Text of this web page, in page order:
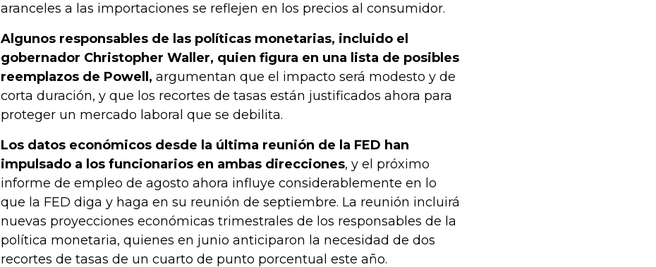
aranceles a las importaciones se reflejen en los precios al consumidor.
Algunos responsables de las políticas monetarias, incluido el
gobernador Christopher Waller, quien figura en una lista de posibles
reemplazos de Powell, argumentan que el impacto será modesto y de
corta duración, y que los recortes de tasas están justificados ahora para
proteger un mercado laboral que se debilita.
Los datos económicos desde la última reunión de la FED han
impulsado a los funcionarios en ambas direcciones, y el próximo
informe de empleo de agosto ahora influye considerablemente en lo
que la FED diga y haga en su reunión de septiembre. La reunión incluirá
nuevas proyecciones económicas trimestrales de los responsables de la
política monetaria, quienes en junio anticiparon la necesidad de dos
recortes de tasas de un cuarto de punto porcentual este año.